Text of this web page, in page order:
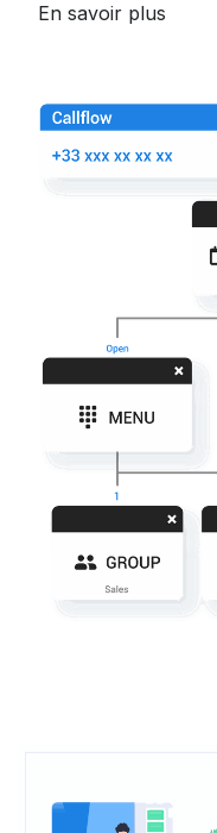
En savoir plus